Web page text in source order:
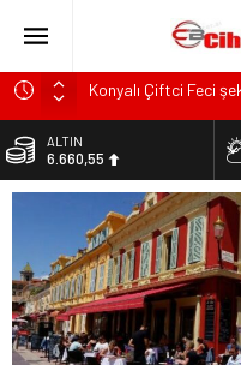
Konyalı Çiftci Feci
Konya’da araçta
kaybeden biri bebek
KULU’DA HAFİF
YARALI
Trafik Kazasinda
Hayatını Kaybetti
Başkan Adayı
Yoğunlaştırdı
ALTIN
6.660,55
13.779,39
DOLAR
47,7111
EURO
55,1881